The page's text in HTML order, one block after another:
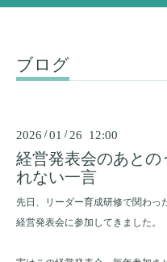
ブログ
2026 /01 / 26 12:00
経営発表会のあとの
れない一言
先日、リーダー育成研修で関わっ
経営発表会に参加してきました。